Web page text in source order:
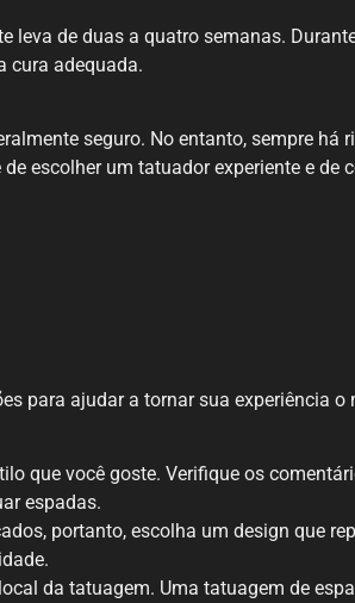
leva de duas a quatro semanas.
cura adequada.
seguro. No entanto, sempre há
escolher um tatuador experiente e de
para ajudar a tornar sua experiência o
que você goste. Verifique os
espadas.
portanto, escolha um design que
da tatuagem. Uma tatuagem de